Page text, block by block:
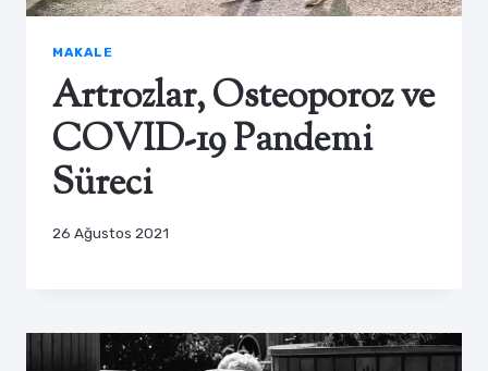
MAKALE
Artrozlar, Osteoporoz ve
COVID-19 Pandemi
Süreci
26 Ağustos 2021